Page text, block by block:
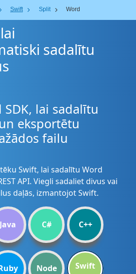
Swift Split Word
sadalītu
lai sadalītu
eksportētu
failu
Swift, lai sadalītu Word
API. Viegli sadaliet divus vai
daļās, izmantojot Swift.
Java C# C++
Node Swift